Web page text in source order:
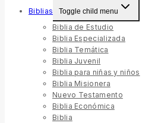
Biblias Toggle child menu
Biblia de Estudio
Biblia Especializada
Biblia Temática
Biblia Juvenil
Biblia para niñas y niños
Biblia Misionera
Nuevo Testamento
Biblia Económica
Biblia